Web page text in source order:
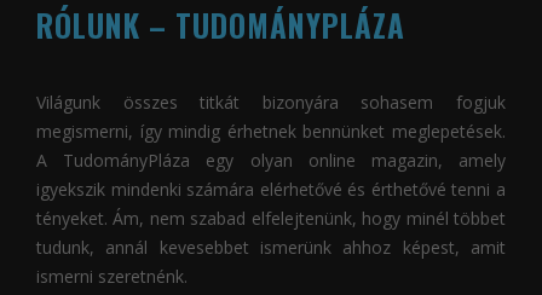
RÓLUNK – TUDOMÁNYPLÁZA
Világunk összes titkát bizonyára sohasem fogjuk
megismerni, így mindig érhetnek bennünket meglepetések.
A TudományPláza egy olyan online magazin, amely
igyekszik mindenki számára elérhetővé és érthetővé tenni a
tényeket. Ám, nem szabad elfelejtenünk, hogy minél többet
tudunk, annál kevesebbet ismerünk ahhoz képest, amit
ismerni szeretnénk.